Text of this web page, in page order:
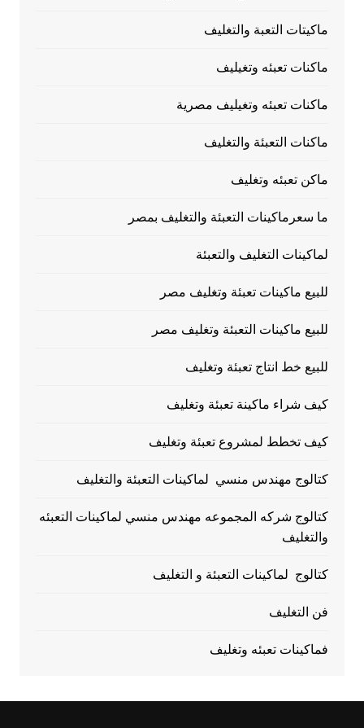
ماكيتات التعبة والتغليف
ماكنات تعبئه وتغيليف
ماكنات تعبئه وتغيليف مصرية
ماكنات التعبئة والتغليف
ماكن تعبئه وتغليف
ما سعرماكينات التعبئة والتغليف بمصر
لماكينات التغليف والتعبئة
للبيع ماكينات تعبئة وتغليف مصر
للبيع ماكينات التعبئة وتغليف مصر
للبيع خط انتاج تعبئة وتغليف
كيف شراء ماكينة تعبئة وتغليف
كيف تخطط لمشروع تعبئة وتغليف
كتالوج مهندس منسي لماكينات التعبئة والتغليف
كتالوج شركه المجموعه مهندس منسي لماكينات التعبئه
والتغليف
كتالوج لماكينات التعبئة و التغليف
فن التغليف
فماكينات تعبئه وتغليف